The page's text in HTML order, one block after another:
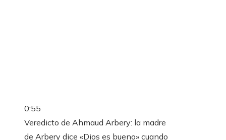
0:55
Veredicto de Ahmaud Arbery: la madre
de Arbery dice «Dios es bueno» cuando